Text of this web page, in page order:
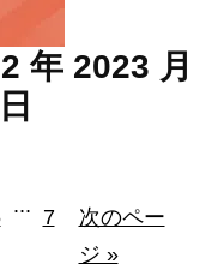
年 2023 月
... 7
次のペー
ジ »